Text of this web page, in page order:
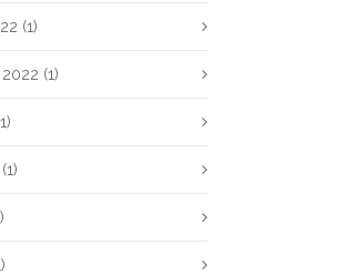
(1)
(1)
(1)